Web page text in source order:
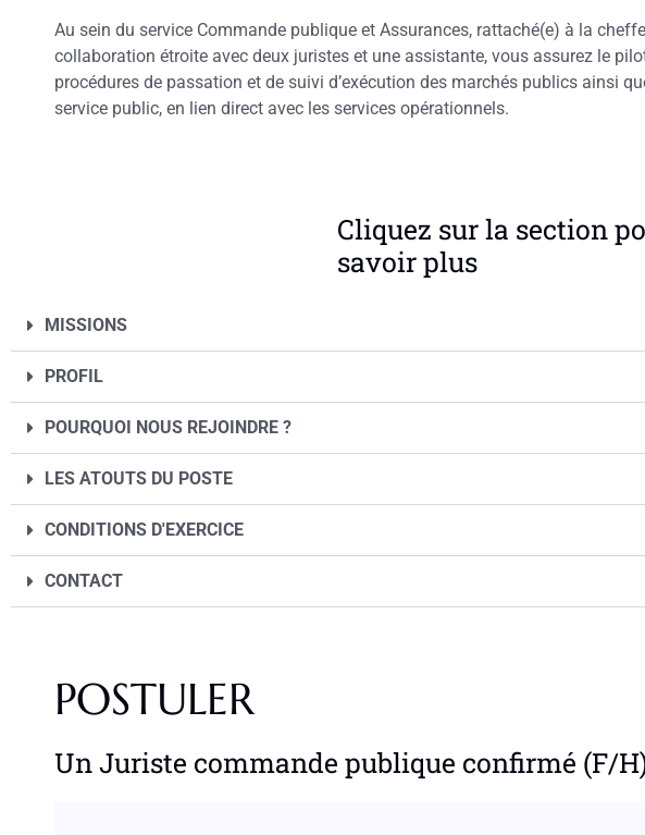
Au sein du service Commande publique et Assurances, rattaché(e) à la
collaboration étroite avec deux juristes et une assistante, vous assurez le
procédures de passation et de suivi d’exécution des marchés publics ainsi
service public, en lien direct avec les services opérationnels.
Cliquez sur la section
savoir plus
MISSIONS
PROFIL
POURQUOI NOUS REJOINDRE ?
LES ATOUTS DU POSTE
CONDITIONS D'EXERCICE
CONTACT
POSTULER
Un Juriste commande publique confirmé (F/